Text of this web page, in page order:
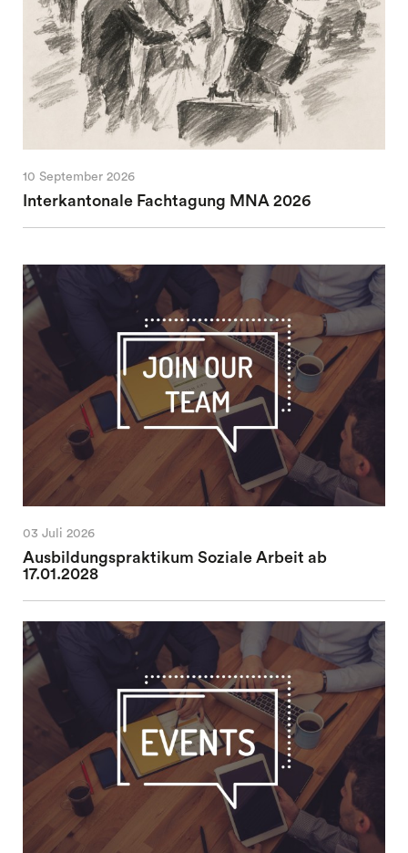
10 September 2026
Interkantonale Fachtagung MNA 2026
03 Juli 2026
Ausbildungspraktikum Soziale Arbeit ab
17.01.2028